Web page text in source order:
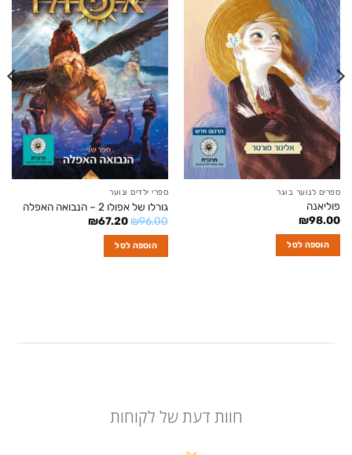
ספרים לנוער בוגר
פוליאנה
₪98.00
הוספה לסל
ספרי ילדים ונוער
גורלו של אפולו 2 – הנבואה האפלה
₪96.00
המחיר
היה:
₪96.00.
₪67.20
המחיר
הוספה לסל
חוות דעת של לקוחות